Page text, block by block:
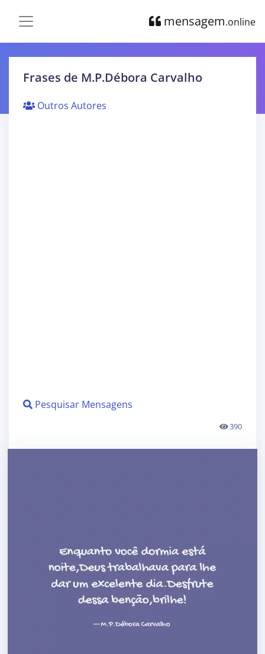
mensagem.online
Frases de M.P.Débora Carvalho
Outros Autores
Pesquisar Mensagens
390